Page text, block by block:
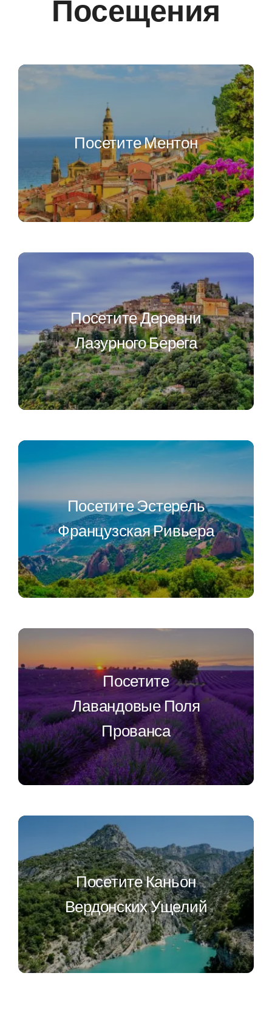
Посещения
Посетите Ментон
Посетите Деревни
Лазурного Берега
Посетите Эстерель
Французская Ривьера
Посетите
Лавандовые Поля
Прованса
Посетите Каньон
Вердонских Ущелий